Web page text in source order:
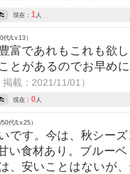
現在： 1人
/Lv.13）
富であれもこれも欲
とがあるのでお早め
載：2021/11/01）
現在： 0人
代/Lv.25）
です。今は、秋シー
い食材あり。ブルー
、安いことはないが